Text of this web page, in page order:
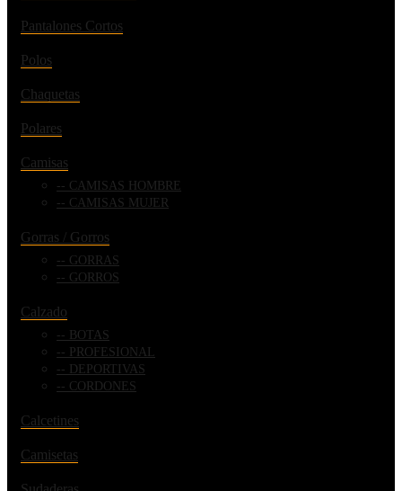
Pantalones Cortos
Polos
Chaquetas
Polares
Camisas
CAMISAS HOMBRE
CAMISAS MUJER
Gorras / Gorros
GORRAS
GORROS
Calzado
BOTAS
PROFESIONAL
DEPORTIVAS
CORDONES
Calcetines
Camisetas